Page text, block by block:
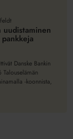
uudistaminen
Danske Bankin
-koonnista,